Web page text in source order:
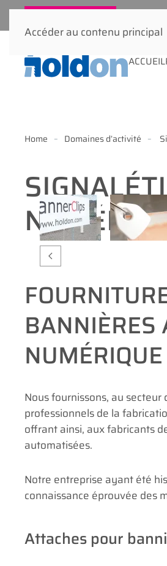
Accéder au contenu principal
ACCUEIL
Home Domaines d’activité
BANNIÈRES
Nous fournissons, au
professionnels de la
offrant ainsi, aux fabricants
automatisées.
Notre entreprise ayant été
connaissance éprouvée des
Attaches pour